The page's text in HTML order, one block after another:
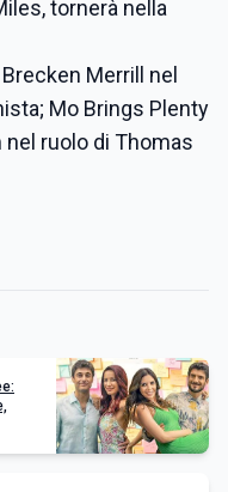
tornerà nella
Merrill nel
Mo Brings Plenty
nel ruolo di Thomas